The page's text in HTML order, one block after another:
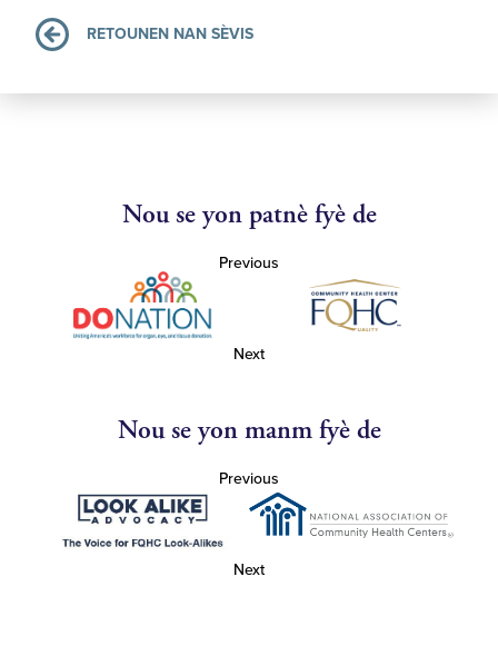
RETOUNEN NAN SÈVIS
Nou se yon patnè fyè de
Previous
Next
Nou se yon manm fyè de
Previous
Next